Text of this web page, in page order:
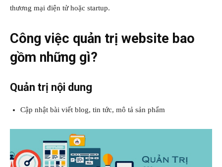
thương mại điện tử hoặc startup.
Công việc quản trị website bao
gồm những gì?
Quản trị nội dung
Cập nhật bài viết blog, tin tức, mô tả sản phẩm